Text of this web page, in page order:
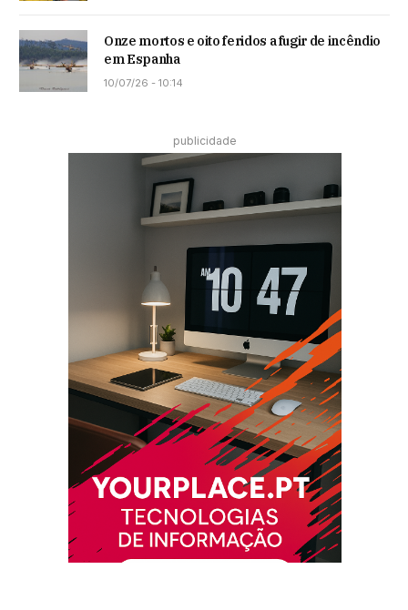
Onze mortos e oito feridos a fugir de incêndio
em Espanha
10/07/26 - 10:14
publicidade